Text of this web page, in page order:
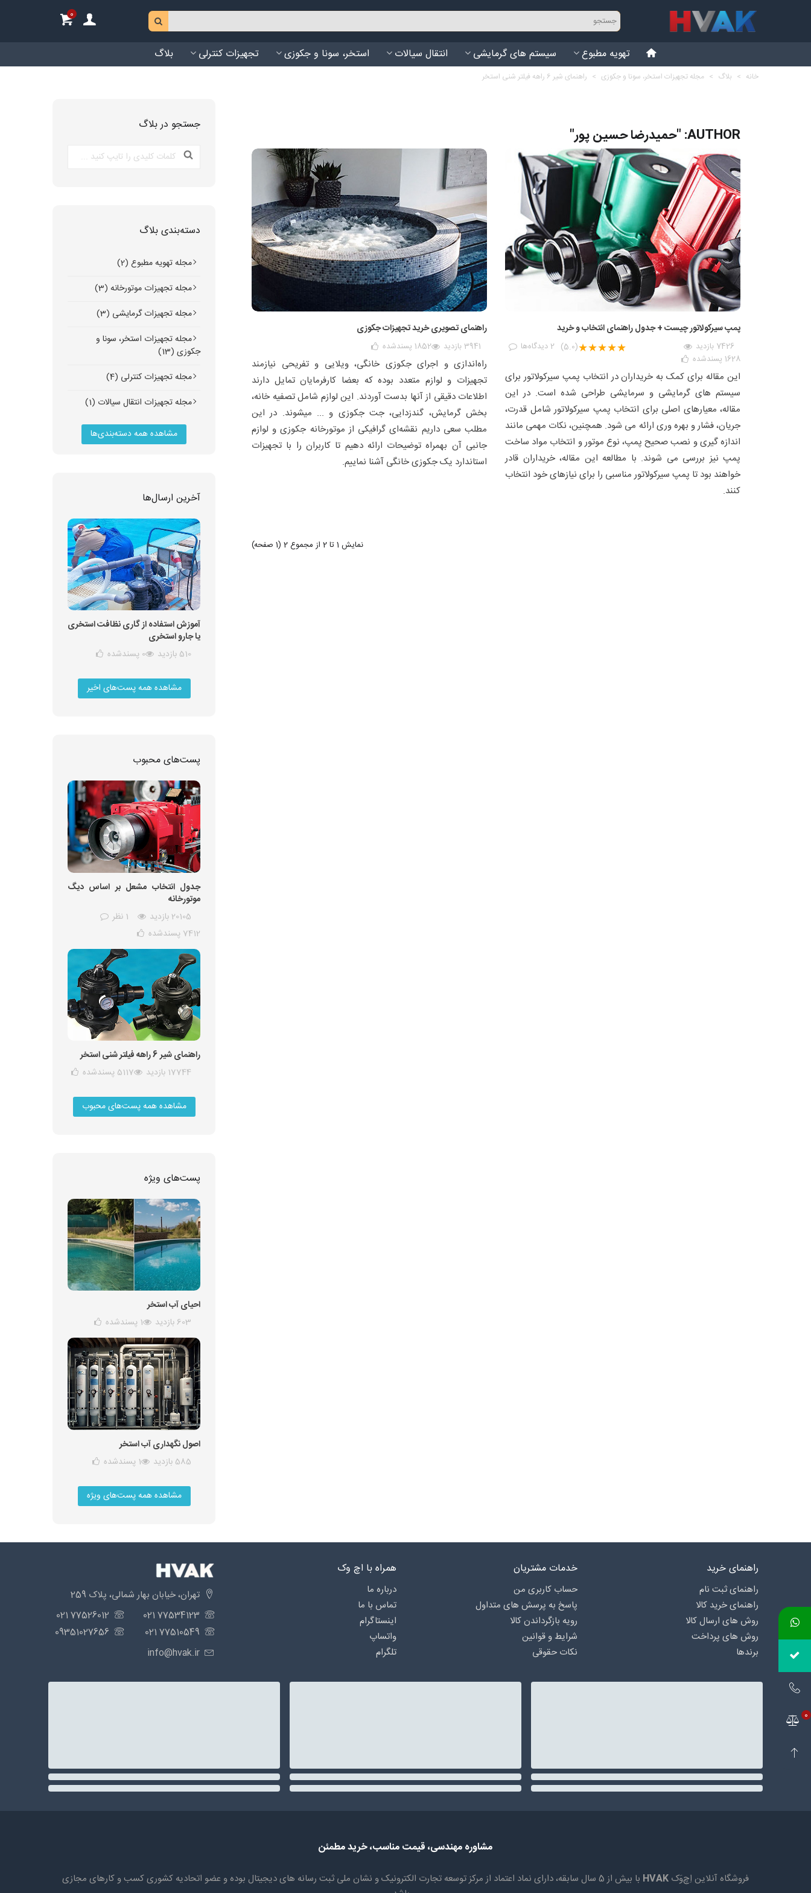
0
تهویه مطبوع سیستم های گرمایشی انتقال سیالات استخر، سونا و جکوزی تجهیزات کنترلی بلاگ
خانه > بلاگ > مجله تجهیزات استخر، سونا و جکوزی > راهنمای شیر 6 راهه فیلتر شنی استخر
AUTHOR: "حمیدرضا حسین پور"
پمپ سیرکولاتور چیست + جدول راهنمای انتخاب و خرید
7426 بازدید 2 دیدگاه‌ها ★★★★★
(5.0)
1628 پسندشده
این مقاله برای کمک به خریداران در انتخاب پمپ سیرکولاتور برای
سیستم های گرمایشی و سرمایشی طراحی شده است. در این
مقاله، معیارهای اصلی برای انتخاب پمپ سیرکولاتور شامل قدرت،
جریان، فشار و بهره وری ارائه می شود. همچنین، نکات مهمی مانند
اندازه گیری و نصب صحیح پمپ، نوع موتور و انتخاب مواد ساخت
پمپ نیز بررسی می شوند. با مطالعه این مقاله، خریداران قادر
خواهند بود تا پمپ سیرکولاتور مناسبی را برای نیازهای خود انتخاب
کنند.
راهنمای تصویری خرید تجهیزات جکوزی
3941 بازدید 1852 پسندشده
راه‌اندازی و اجرای جکوزی خانگی، ویلایی و تفریحی نیازمند
تجهیزات و لوازم متعدد بوده که بعضا کارفرمایان تمایل دارند
اطلاعات دقیقی از آنها بدست آوردند. این لوازم شامل تصفیه خانه،
بخش گرمایش، گندزدایی، جت جکوزی و ... میشوند. در این
مطلب سعی داریم نقشه‌ای گرافیکی از موتورخانه جکوزی و لوازم
جانبی آن بهمراه توضیحات ارائه دهیم تا کاربران را با تجهیزات
استاندارد یک جکوزی خانگی آشنا نماییم.
نمایش 1 تا 2 از مجموع 2 (1 صفحه)
جستجو در بلاگ
دسته‌بندی بلاگ
مجله تهویه مطبوع (2)
مجله تجهیزات موتورخانه (3)
مجله تجهیزات گرمایشی (3)
مجله تجهیزات استخر، سونا و
جکوزی (13)
مجله تجهیزات کنترلی (4)
مجله تجهیزات انتقال سیالات (1)
مشاهده همه دسته‌بندی‌ها
آخرین ارسال‌ها
آموزش استفاده از گاری نظافت استخری
یا جارو استخری
510 بازدید
0 پسندشده
مشاهده همه پست‌های اخیر
پست‌های محبوب
جدول انتخاب مشعل بر اساس دیگ
موتورخانه
20105 بازدید
1 نظر
7412 پسندشده
راهنمای شیر 6 راهه فیلتر شنی استخر
17744 بازدید
5117 پسندشده
مشاهده همه پست‌های محبوب
پست‌های ویژه
احیای آب استخر
603 بازدید
1 پسندشده
اصول نگهداری آب استخر
585 بازدید
1 پسندشده
مشاهده همه پست‌های ویژه
راهنمای خرید
راهنمای ثبت نام
راهنمای خرید کالا
روش های ارسال کالا
روش های پرداخت
برندها
خدمات مشتریان
حساب کاربری من
پاسخ به پرسش های متداول
رویه بازگرداندن کالا
شرایط و قوانین
نکات حقوقی
همراه با اچ وک
درباره‌ ما
تماس با ما
اینستاگرام
واتساپ
تلگرام
تهران، خیابان بهار شمالی، پلاک 259
77534123 021
77526012 021
77510549 021
09351027656
info@hvak.ir
مشاوره مهندسی، قیمت مناسب، خرید مطمئن
فروشگاه آنلاین اِچ‌وَک HVAK
با بیش از 5 سال سابقه، دارای نماد اعتماد از مرکز توسعه تجارت الکترونیک و نشان ملی ثبت رسانه های دیجیتال بوده و عضو اتحادیه کشوری کسب و کارهای مجازی
0